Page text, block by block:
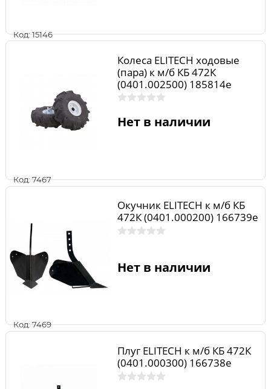
Код: 15146
Код: 7467
Колеса ELITECH ходовые
(пара) к м/б КБ 472К
(0401.002500) 185814e
Нет в наличии
Код: 7469
Окучник ELITECH к м/б КБ
472К (0401.000200) 166739e
Нет в наличии
Плуг ELITECH к м/б КБ 472К
(0401.000300) 166738e